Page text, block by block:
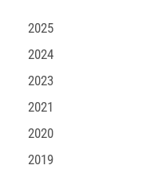
2025
2024
2023
2021
2020
2019